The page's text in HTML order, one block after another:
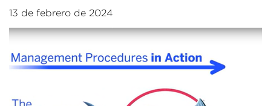
13 de febrero de 2024